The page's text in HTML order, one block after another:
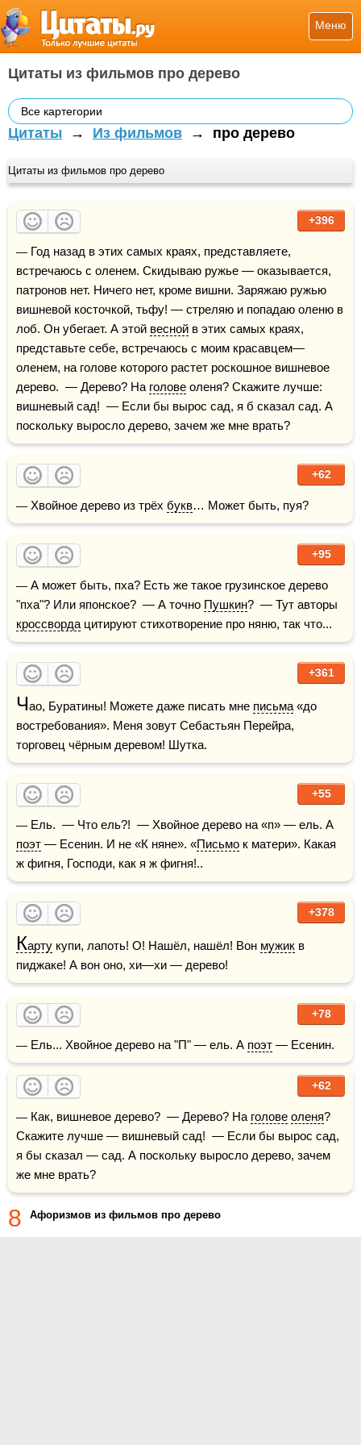
Меню
Цитаты из фильмов про дерево
Все картегории
Цитаты → Из фильмов → про дерево
Цитаты из фильмов про дерево
+396
— Год назад в этих самых краях, представляете,
встречаюсь с оленем. Скидываю ружье — оказывается,
патронов нет. Ничего нет, кроме вишни. Заряжаю ружью
вишневой косточкой, тьфу! — стреляю и попадаю оленю в
лоб. Он убегает. А этой весной в этих самых краях,
представьте себе, встречаюсь с моим красавцем—
оленем, на голове которого растет роскошное вишневое
дерево.  — Дерево? На голове оленя? Скажите лучше:
вишневый сад!  — Если бы вырос сад, я б сказал сад. А
поскольку выросло дерево, зачем же мне врать?
+62
— Хвойное дерево из трёх букв… Может быть, пуя?
+95
— А может быть, пха? Есть же такое грузинское дерево
"пха"? Или японское?  — А точно Пушкин
кроссворда цитируют стихотворение про няню, так что...
+361
Чао, Буратины! Можете даже писать мне письма «до
востребования». Меня зовут Себастьян Перейра,
торговец чёрным деревом! Шутка.
+55
поэт — Есенин. И не «К няне». «Письмо к матери». Какая
ж фигня, Господи, как я ж фигня!..
+378
Карту купи, лапоть! О! Нашёл, нашёл! Вон мужик в
пиджаке! А вон оно, хи—хи — дерево!
+78
— Ель... Хвойное дерево на "П" — ель. А поэт — Есенин.
+62
— Как, вишневое дерево?  — Дерево? На голове оленя?
Скажите лучше — вишневый сад!  — Если бы вырос сад,
я бы сказал — сад. А поскольку выросло дерево, зачем
же мне врать?
8 Афоризмов из фильмов про дерево